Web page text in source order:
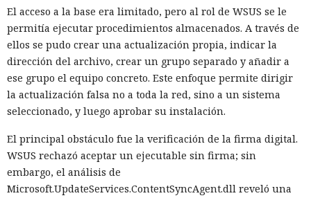
El acceso a la base era limitado, pero al rol de WSUS se le
permitía ejecutar procedimientos almacenados. A través de
ellos se pudo crear una actualización propia, indicar la
dirección del archivo, crear un grupo separado y añadir a
ese grupo el equipo concreto. Este enfoque permite dirigir
la actualización falsa no a toda la red, sino a un sistema
seleccionado, y luego aprobar su instalación.
El principal obstáculo fue la verificación de la firma digital.
WSUS rechazó aceptar un ejecutable sin firma; sin
embargo, el análisis de
Microsoft.UpdateServices.ContentSyncAgent.dll reveló una